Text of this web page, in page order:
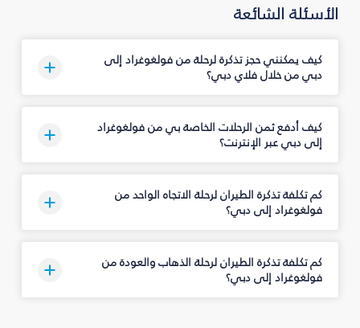
الأسئلة الشائعة
كيف يمكنني حجز تذكرة لرحلة من فولغوغراد إلى
دبي من خلال فلاي دبي؟
كيف أدفع ثمن الرحلات الخاصة بي من فولغوغراد
إلى دبي عبر الإنترنت؟
كم تكلفة تذكرة الطيران لرحلة الاتجاه الواحد من
فولغوغراد إلى دبي؟
كم تكلفة تذكرة الطيران لرحلة الذهاب والعودة من
فولغوغراد إلى دبي؟